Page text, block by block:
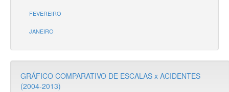
FEVEREIRO
JANEIRO
GRÁFICO COMPARATIVO DE ESCALAS x ACIDENTES
(2004-2013)